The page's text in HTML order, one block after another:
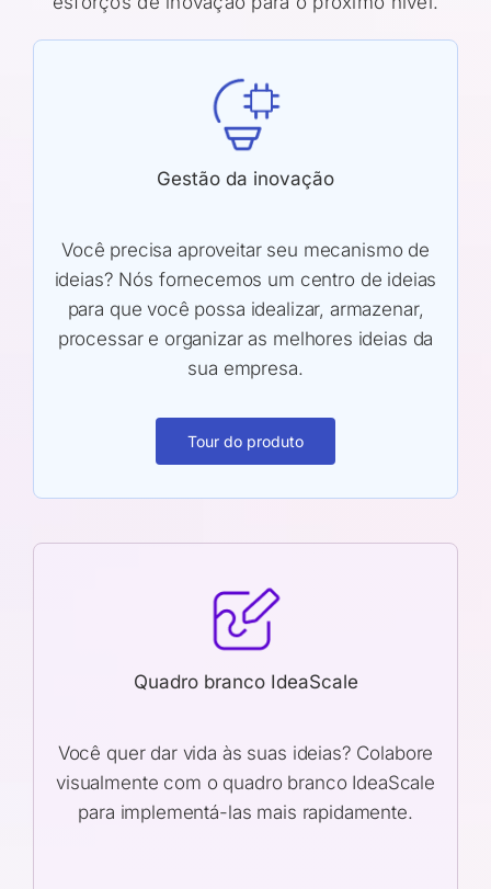
Gestão da inovação
Você precisa aproveitar seu mecanismo de
ideias? Nós fornecemos um centro de ideias
para que você possa idealizar, armazenar,
processar e organizar as melhores ideias da
sua empresa.
Tour do produto
Quadro branco IdeaScale
Você quer dar vida às suas ideias? Colabore
visualmente com o quadro branco IdeaScale
para implementá-las mais rapidamente.